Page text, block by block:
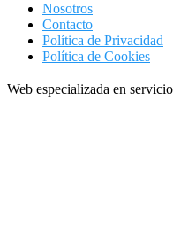
Nosotros
Contacto
Política de Privacidad
Política de Cookies
Web especializada en